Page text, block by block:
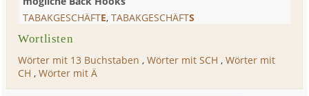
TABAKGESCHÄFTE,TABAKGESCHÄFTS
Wortlisten
Wörter mit 13 Buchstaben ,Wörter mit SCH ,Wörter mit
CH ,Wörter mit Ä